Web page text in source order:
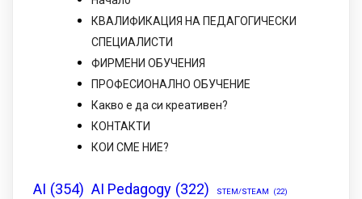
КВАЛИФИКАЦИЯ НА ПЕДАГОГИЧЕСКИ
СПЕЦИАЛИСТИ
ФИРМЕНИ ОБУЧЕНИЯ
ПРОФЕСИОНАЛНО ОБУЧЕНИЕ
Какво е да си креативен?
КОНТАКТИ
КОИ СМЕ НИЕ?
AI (354) AI Pedagogy (322) STEM/STEAM (22)